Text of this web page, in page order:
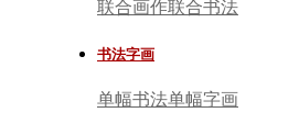
联合画作联合书法
书法字画
单幅书法单幅字画